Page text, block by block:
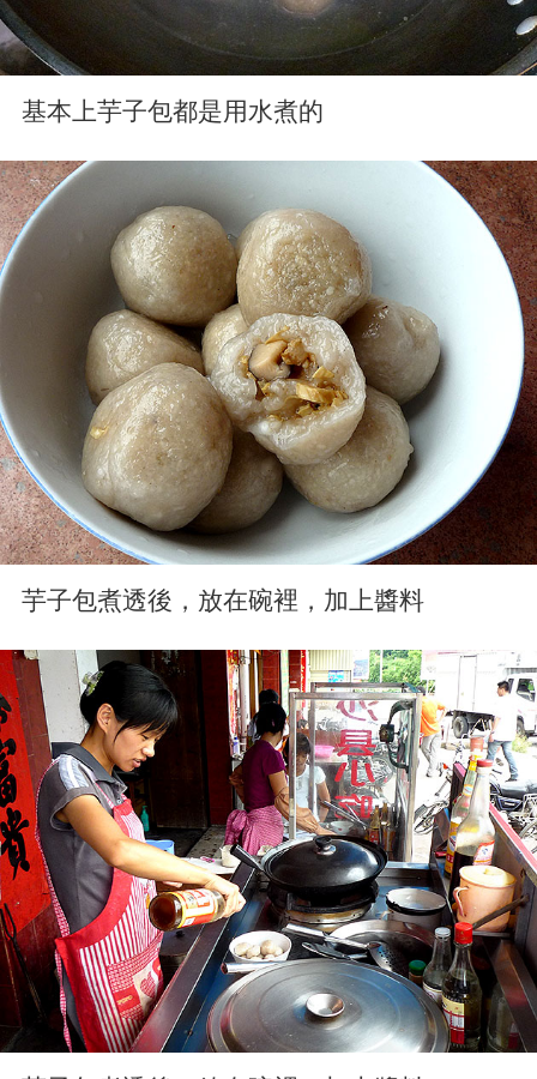
基本上芋子包都是用水煮的
芋子包煮透後，放在碗裡，加上醬料